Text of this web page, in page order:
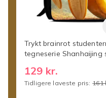
Trykt brainrot
tegneserie Shanhaijing
129 kr.
Tidligere laveste pris: 161